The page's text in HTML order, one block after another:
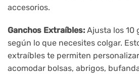
accesorios.
Ganchos Extraíbles: Ajusta los 10
según lo que necesites colgar.
extraíbles te permiten
acomodar bolsas, abrigos,